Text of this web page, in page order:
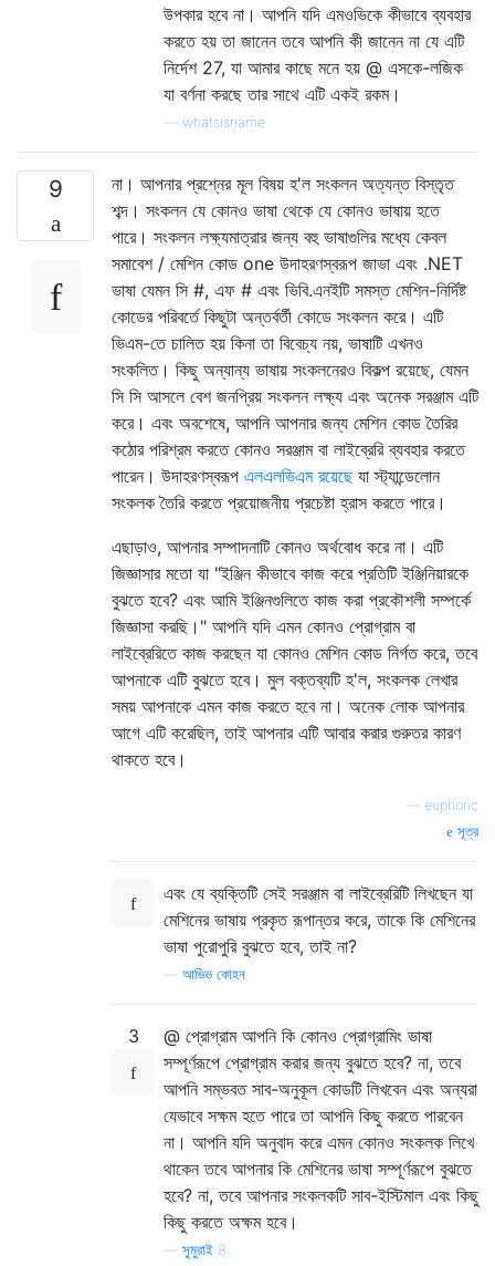
উপকার হবে না। আপনি যদি এমওভিকে কীভাবে ব্যবহার
করতে হয় তা জানেন তবে আপনি কী জানেন না যে এটি
নির্দেশ 27, যা আমার কাছে মনে হয় @ এসকে-লজিক
যা বর্ণনা করছে তার সাথে এটি একই রকম।
whatsisname
9
না। আপনার প্রশ্নের মূল বিষয় হ'ল সংকলন অত্যন্ত বিস্তৃত
শব্দ। সংকলন যে কোনও ভাষা থেকে যে কোনও ভাষায় হতে
পারে। সংকলন লক্ষ্যমাত্রার জন্য বহু ভাষাগুলির মধ্যে কেবল
সমাবেশ / মেশিন কোড one উদাহরণস্বরূপ জাভা এবং .NET
ভাষা যেমন সি #, এফ # এবং ভিবি.এনইটি সমস্ত মেশিন-নির্দিষ্ট
কোডের পরিবর্তে কিছুটা অন্তর্বর্তী কোডে সংকলন করে। এটি
ভিএম-তে চালিত হয় কিনা তা বিবেচ্য নয়, ভাষাটি এখনও
সংকলিত। কিছু অন্যান্য ভাষায় সংকলনেরও বিকল্প রয়েছে, যেমন
সি সি আসলে বেশ জনপ্রিয় সংকলন লক্ষ্য এবং অনেক সরঞ্জাম এটি
করে। এবং অবশেষে, আপনি আপনার জন্য মেশিন কোড তৈরির
কঠোর পরিশ্রম করতে কোনও সরঞ্জাম বা লাইব্রেরি ব্যবহার করতে
পারেন। উদাহরণস্বরূপ এলএলভিএম রয়েছেযা স্ট্যান্ডেলোন
সংকলক তৈরি করতে প্রয়োজনীয় প্রচেষ্টা হ্রাস করতে পারে।
এছাড়াও, আপনার সম্পাদনাটি কোনও অর্থবোধ করে না। এটি
জিজ্ঞাসার মতো যা "ইঞ্জিন কীভাবে কাজ করে প্রতিটি ইঞ্জিনিয়ারকে
বুঝতে হবে? এবং আমি ইঞ্জিনগুলিতে কাজ করা প্রকৌশলী সম্পর্কে
জিজ্ঞাসা করছি।" আপনি যদি এমন কোনও প্রোগ্রাম বা
লাইব্রেরিতে কাজ করছেন যা কোনও মেশিন কোড নির্গত করে, তবে
আপনাকে এটি বুঝতে হবে। মুল বক্তব্যটি হ'ল, সংকলক লেখার
সময় আপনাকে এমন কাজ করতে হবে না। অনেক লোক আপনার
আগে এটি করেছিল, তাই আপনার এটি আবার করার গুরুতর কারণ
থাকতে হবে।
euphoric
সূত্র
এবং যে ব্যক্তিটি সেই সরঞ্জাম বা লাইব্রেরিটি লিখছেন যা
মেশিনের ভাষায় প্রকৃত রূপান্তর করে, তাকে কি মেশিনের
ভাষা পুরোপুরি বুঝতে হবে, তাই না?
আভিভ কোহন
3
@ প্রোগ্রাম আপনি কি কোনও প্রোগ্রামিং ভাষা
সম্পূর্ণরূপে প্রোগ্রাম করার জন্য বুঝতে হবে? না, তবে
আপনি সম্ভবত সাব-অনুকূল কোডটি লিখবেন এবং অন্যরা
যেভাবে সক্ষম হতে পারে তা আপনি কিছু করতে পারবেন
না। আপনি যদি অনুবাদ করে এমন কোনও সংকলক লিখে
থাকেন তবে আপনার কি মেশিনের ভাষা সম্পূর্ণরূপে বুঝতে
হবে? না, তবে আপনার সংকলকটি সাব-ইস্টিমাল এবং কিছু
কিছু করতে অক্ষম হবে।
সুমুরাই 8